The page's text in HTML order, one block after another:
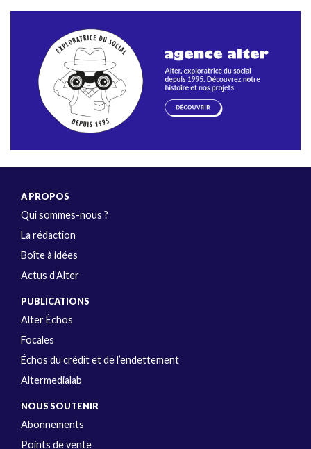
A PROPOS
Qui sommes-nous ?
La rédaction
Boîte à idées
Actus d’Alter
PUBLICATIONS
Alter Échos
Focales
Échos du crédit et de l’endettement
Altermedialab
NOUS SOUTENIR
Abonnements
Points de vente